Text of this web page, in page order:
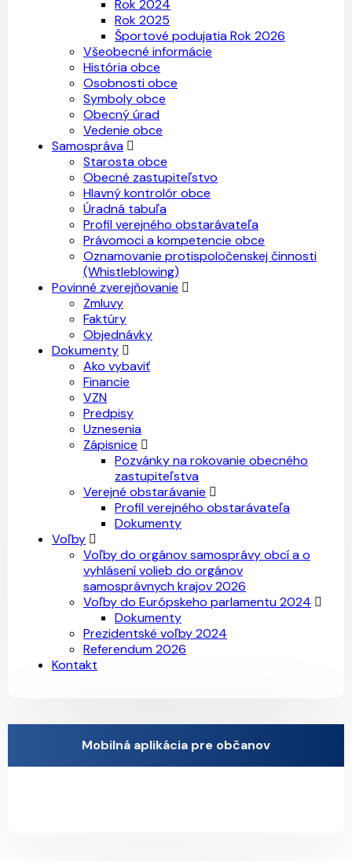
Rok 2024
Rok 2025
Športové podujatia Rok 2026
Všeobecné informácie
História obce
Osobnosti obce
Symboly obce
Obecný úrad
Vedenie obce
Samospráva
Starosta obce
Obecné zastupiteľstvo
Hlavný kontrolór obce
Úradná tabuľa
Profil verejného obstarávateľa
Právomoci a kompetencie obce
Oznamovanie protispoločenskej činnosti
(Whistleblowing)
Povinné zverejňovanie
Zmluvy
Faktúry
Objednávky
Dokumenty
Ako vybaviť
Financie
VZN
Predpisy
Uznesenia
Zápisnice
Pozvánky na rokovanie obecného
zastupiteľstva
Verejné obstarávanie
Profil verejného obstarávateľa
Dokumenty
Voľby
Voľby do orgánov samosprávy obcí a o
vyhlásení volieb do orgánov
samosprávnych krajov 2026
Voľby do Európskeho parlamentu 2024
Dokumenty
Prezidentské voľby 2024
Referendum 2026
Kontakt
Mobilná aplikácia pre občanov